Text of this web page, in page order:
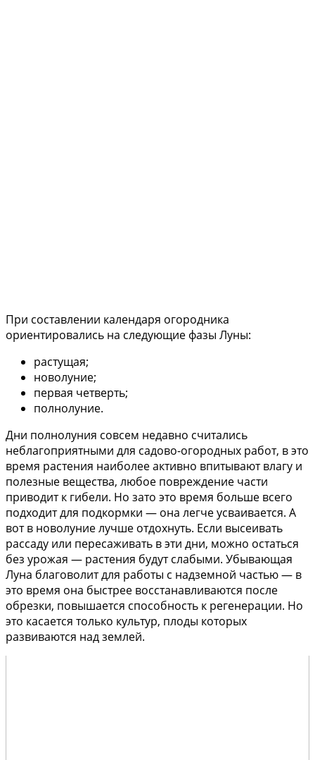
При составлении календаря огородника
ориентировались на следующие фазы Луны:
растущая;
новолуние;
первая четверть;
полнолуние.
Дни полнолуния совсем недавно считались
неблагоприятными для садово-огородных работ, в это
время растения наиболее активно впитывают влагу и
полезные вещества, любое повреждение части
приводит к гибели. Но зато это время больше всего
подходит для подкормки — она легче усваивается. А
вот в новолуние лучше отдохнуть. Если высеивать
рассаду или пересаживать в эти дни, можно остаться
без урожая — растения будут слабыми. Убывающая
Луна благоволит для работы с надземной частью — в
это время она быстрее восстанавливаются после
обрезки, повышается способность к регенерации. Но
это касается только культур, плоды которых
развиваются над землей.